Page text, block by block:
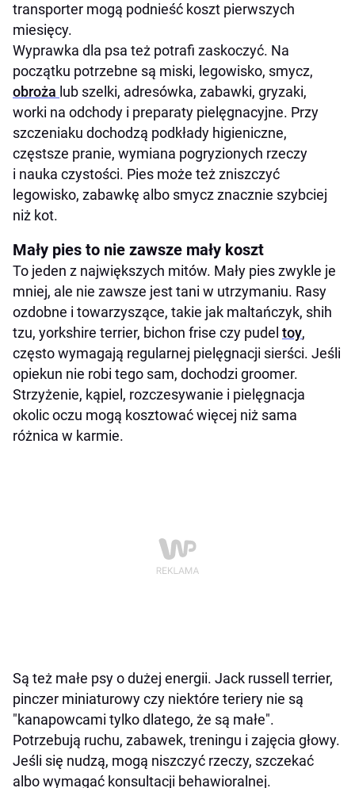
transporter mogą podnieść koszt pierwszych
miesięcy.
Wyprawka dla psa też potrafi zaskoczyć. Na
początku potrzebne są miski, legowisko, smycz,
obroża lub szelki, adresówka, zabawki, gryzaki,
worki na odchody i preparaty pielęgnacyjne. Przy
szczeniaku dochodzą podkłady higieniczne,
częstsze pranie, wymiana pogryzionych rzeczy
i nauka czystości. Pies może też zniszczyć
legowisko, zabawkę albo smycz znacznie szybciej
niż kot.
Mały pies to nie zawsze mały koszt
To jeden z największych mitów. Mały pies zwykle je
mniej, ale nie zawsze jest tani w utrzymaniu. Rasy
ozdobne i towarzyszące, takie jak maltańczyk, shih
tzu, yorkshire terrier, bichon frise czy pudel toy,
często wymagają regularnej pielęgnacji sierści. Jeśli
opiekun nie robi tego sam, dochodzi groomer.
Strzyżenie, kąpiel, rozczesywanie i pielęgnacja
okolic oczu mogą kosztować więcej niż sama
różnica w karmie.
Są też małe psy o dużej energii. Jack russell terrier,
pinczer miniaturowy czy niektóre teriery nie są
"kanapowcami tylko dlatego, że są małe".
Potrzebują ruchu, zabawek, treningu i zajęcia głowy.
Jeśli się nudzą, mogą niszczyć rzeczy, szczekać
albo wymagać konsultacji behawioralnej.